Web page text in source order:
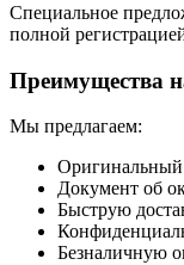
Специальное
полной
Преимущества
Мы предлагаем:
Оригинальный
Документ об
Быструю
Безналичную